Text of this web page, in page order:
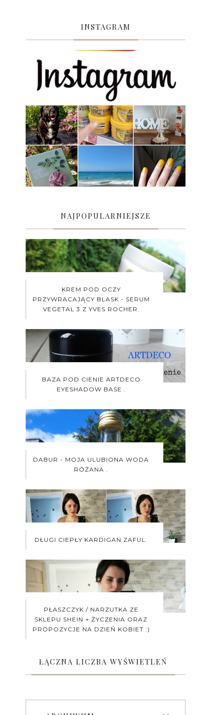
INSTAGRAM
NAJPOPULARNIEJSZE
KREM POD OCZY
PRZYWRACAJĄCY BLASK - SERUM
VEGETAL 3 Z YVES ROCHER.
BAZA POD CIENIE ARTDECO
EYESHADOW BASE .
DABUR - MOJA ULUBIONA WODA
RÓŻANA .
DŁUGI CIEPŁY KARDIGAN ZAFUL.
PŁASZCZYK / NARZUTKA ZE
SKLEPU SHEIN + ŻYCZENIA ORAZ
PROPOZYCJE NA DZIEŃ KOBIET :)
ŁĄCZNA LICZBA WYŚWIETLEŃ